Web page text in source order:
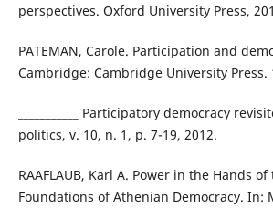
perspectives. Oxford University Press,
PATEMAN, Carole. Participation and
Cambridge: Cambridge University Press.
___________ Participatory democracy
politics, v. 10, n. 1, p. 7-19, 2012.
RAAFLAUB, Karl A. Power in the Hands of
Foundations of Athenian Democracy. In: